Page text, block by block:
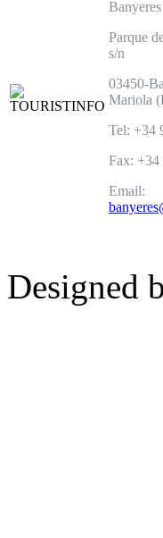
Parque
s/n
03450-
Mariola
Tel: +34
Fax: +34
Email:
Designed